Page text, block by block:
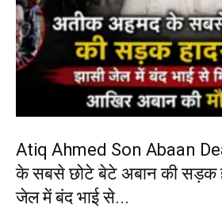
Atiq Ahmed Son Abaan
के सबसे छोटे बेटे अबान की सड़क
जेल में बंद भाई से...